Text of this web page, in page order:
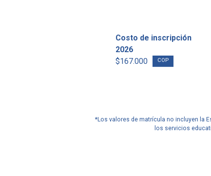
Costo de inscripción
2026
$167.000
COP
*Los valores de matrícula no incluyen la
los servicios